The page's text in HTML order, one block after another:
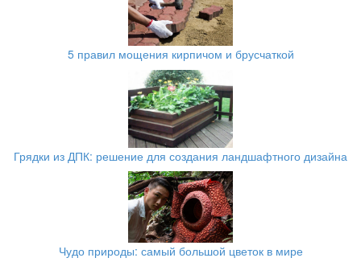
5 правил мощения кирпичом и брусчаткой
Грядки из ДПК: решение для создания ландшафтного дизайна
Чудо природы: самый большой цветок в мире